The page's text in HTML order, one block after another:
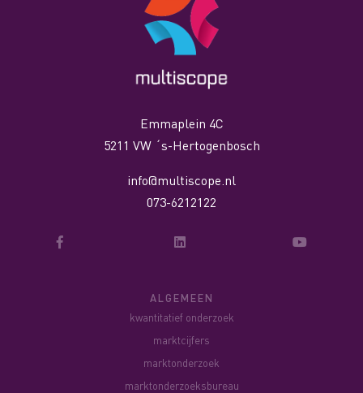
Emmaplein 4C
5211 VW ´s-Hertogenbosch
info@multiscope.nl
073-6212122
ALGEMEEN
kwantitatief onderzoek
marktcijfers
marktonderzoek
marktonderzoeksbureau